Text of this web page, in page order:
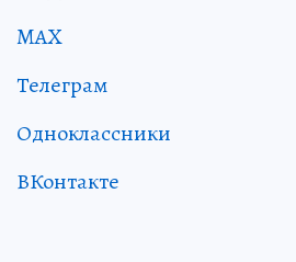
MAX
Телеграм
Одноклассники
ВКонтакте